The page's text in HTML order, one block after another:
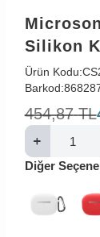
Silikon
Ürün Kodu:
Barkod:
454,87 TL
Diğer